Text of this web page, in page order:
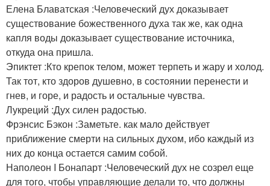
Елена Блаватская :Человеческий дух доказывает
существование божественного духа так же, как одна
капля воды доказывает существование источника,
откуда она пришла.
Эпиктет :Кто крепок телом, может терпеть и жару и холод.
Так тот, кто здоров душевно, в состоянии перенести и
гнев, и горе, и радость и остальные чувства.
Лукреций :Дух силен радостью.
Фрэнсис Бэкон :Заметьте. как мало действует
приближение смерти на сильных духом, ибо каждый из
них до конца остается самим собой.
Наполеон I Бонапарт :Человеческий дух не созрел еще
для того, чтобы управляющие делали то, что должны